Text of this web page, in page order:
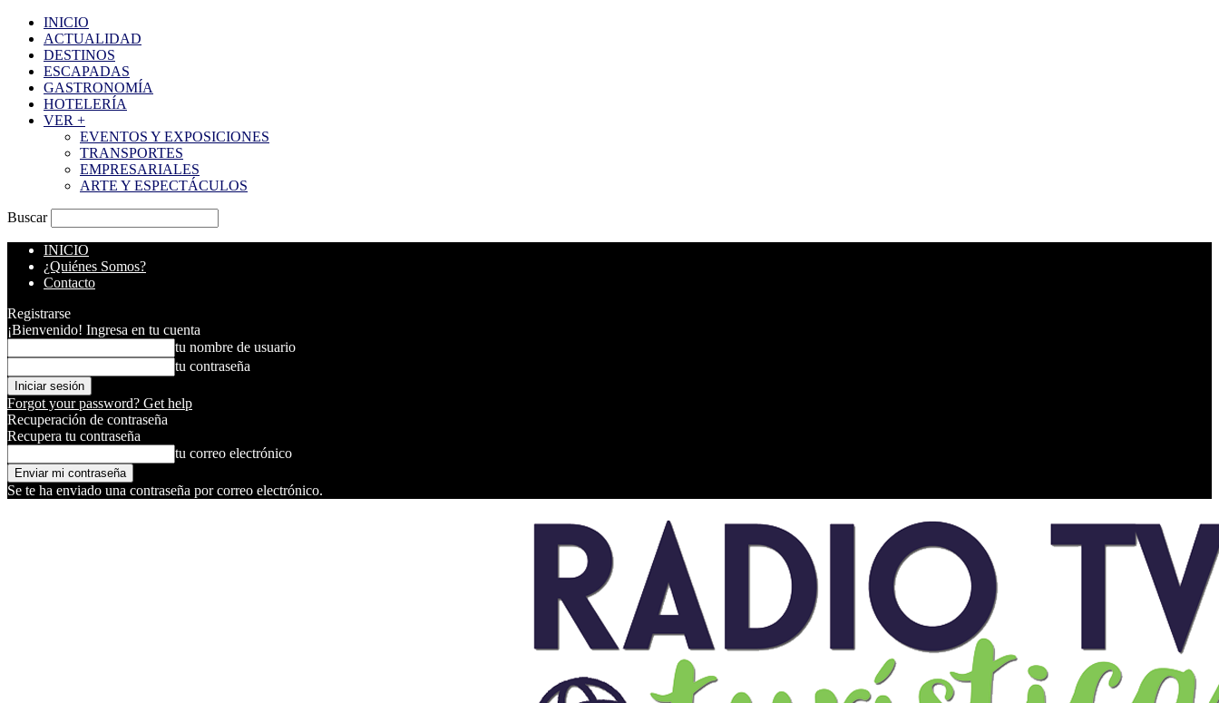
INICIO
ACTUALIDAD
DESTINOS
ESCAPADAS
GASTRONOMÍA
HOTELERÍA
VER +
EVENTOS Y EXPOSICIONES
TRANSPORTES
EMPRESARIALES
ARTE Y ESPECTÁCULOS
Buscar
INICIO
¿Quiénes Somos?
Contacto
Registrarse
¡Bienvenido! Ingresa en tu cuenta
tu nombre de usuario
tu contraseña
Forgot your password? Get help
Recuperación de contraseña
Recupera tu contraseña
tu correo electrónico
Se te ha enviado una contraseña por correo electrónico.